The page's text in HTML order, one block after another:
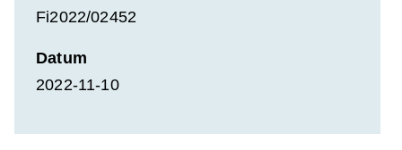
Fi2022/02452
Datum
2022-11-10